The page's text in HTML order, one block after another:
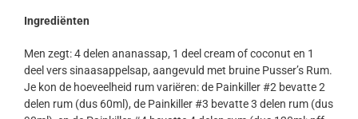
Ingrediënten
Men zegt: 4 delen ananassap, 1 deel cream of coconut en 1
deel vers sinaasappelsap, aangevuld met bruine Pusser’s Rum.
Je kon de hoeveelheid rum variëren: de Painkiller #2 bevatte 2
delen rum (dus 60ml), de Painkiller #3 bevatte 3 delen rum (dus